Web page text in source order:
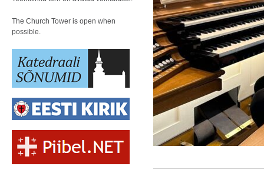
The Church Tower is open when
possible.